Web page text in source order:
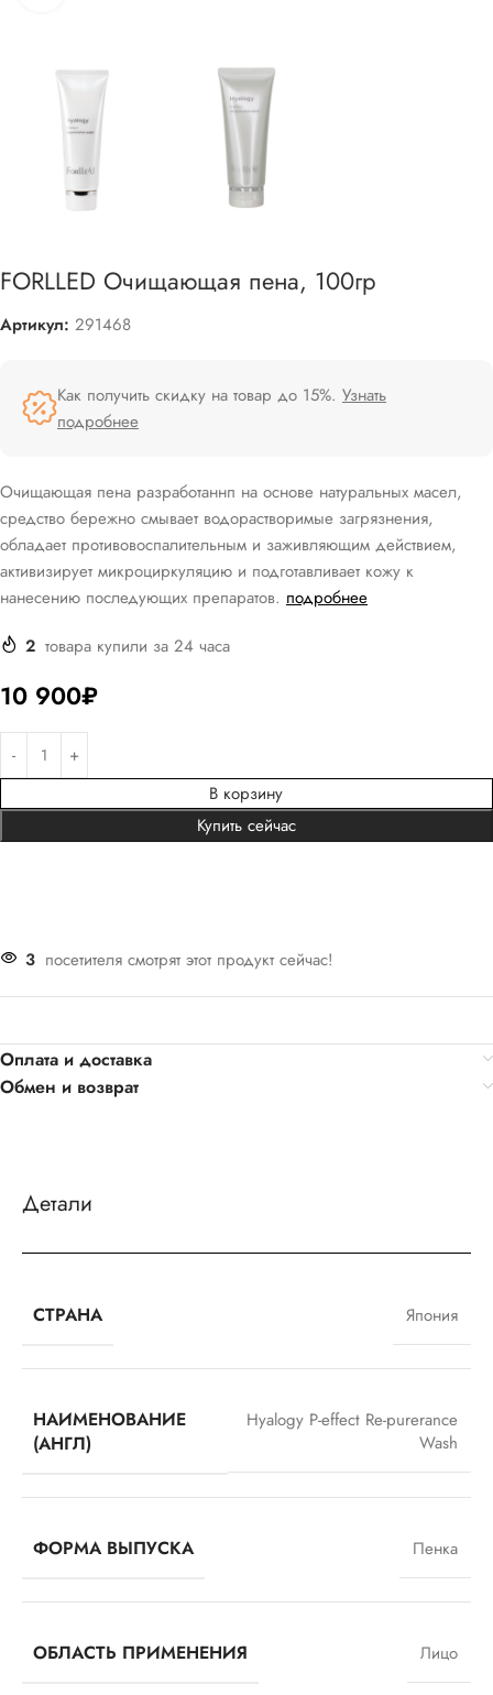
FORLLED Очищающая пена, 100гр
Артикул: 291468
Как получить скидку на товар до 15%. Узнать
подробнее
Очищающая пена разработаннп на основе натуральных масел,
средство бережно смывает водорастворимые загрязнения,
обладает противовоспалительным и заживляющим действием,
активизирует микроциркуляцию и подготавливает кожу к
нанесению последующих препаратов. подробнее
2 товара купили за 24 часа
10 900₽
В корзину
Купить сейчас
3 посетителя смотрят этот продукт сейчас!
Оплата и доставка
Обмен и возврат
Детали
СТРАНА Япония
НАИМЕНОВАНИЕ
(АНГЛ)
Hyalogy P-effect Re-purerance
Wash
ФОРМА ВЫПУСКА Пенка
ОБЛАСТЬ ПРИМЕНЕНИЯ Лицо